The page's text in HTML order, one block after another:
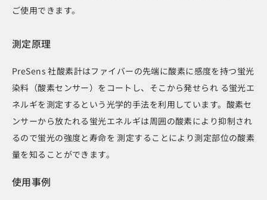
ご使用できます。
測定原理
PreSens 社酸素計はファイバーの先端に酸素に感度を持つ蛍光
染料（酸素センサー）をコートし、そこから発せられ る蛍光エ
ネルギを測定するという光学的手法を利用しています。酸素セ
ンサーから放たれる蛍光エネルギは周囲の酸素により抑制され
るので蛍光の強度と寿命を 測定することにより測定部位の酸素
量を知ることができます。
使用事例